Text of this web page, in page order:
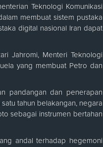
Teknologi Komunikasi
membuat sistem pustaka
digital nasional Iran dapat
Jahromi, Menteri Teknologi
yang membuat Petro dan
pandangan dan penerapan
tahun belakangan, negara
sebagai instrumen bertahan
andal terhadap hegemoni